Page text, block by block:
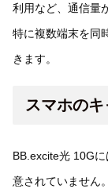
利用など、通信量
特に複数端末を同
きます。
スマホの
BB.excite光 10G
意されていません。